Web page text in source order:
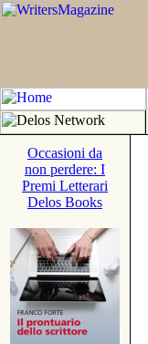
Occasioni da
non perdere: I
Premi Letterari
Delos Books